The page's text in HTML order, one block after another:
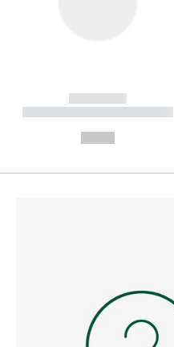
------------
----------- ----------- --------